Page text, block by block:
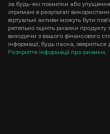
за будь-які помилки або
отримані в результаті
віртуальні активи можуть бути
ретельно оцініть ризики
виходячи з вашого фінансового
інформації, будь ласка,
Розкриття інформації про ризики.